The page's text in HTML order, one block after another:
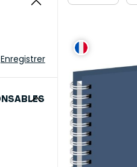
Enregistrer